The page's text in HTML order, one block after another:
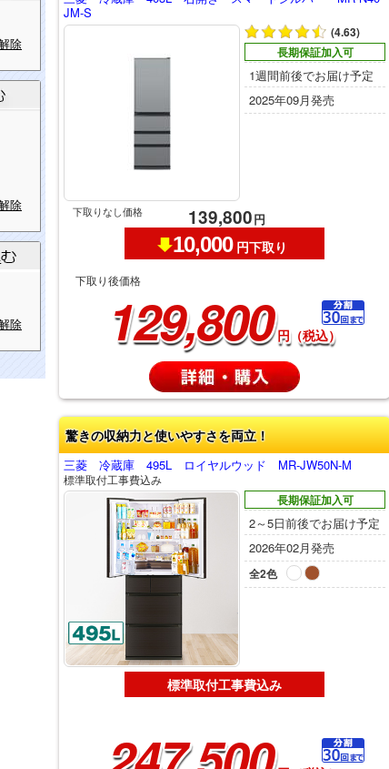
除
除
除
JM-S
(4.63)
長期保証加入可
1週間前後でお届け予定
2025年09月発売
下取りなし価格 139,800円
10,000 円下取り
下取り後価格
129,800 円（税込）
驚きの収納力と使いやすさを両立！
三菱 冷蔵庫 495L ロイヤルウッド MR-JW50N-M
標準取付工事費込み
長期保証加入可
2～5日前後でお届け予定
2026年02月発売
全2色
標準取付工事費込み